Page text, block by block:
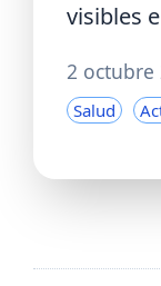
visibles
2 octubre
Salud